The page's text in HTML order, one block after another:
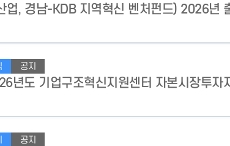
업, 경남-KDB 지역혁신 벤처펀드) 2026년
공지
년도 기업구조혁신지원센터 자본시장투자
공지